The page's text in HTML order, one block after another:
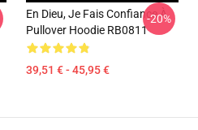
En Dieu, Je Fais Confiance À
Pullover Hoodie RB0811
39,51 € - 45,95 €
-20%